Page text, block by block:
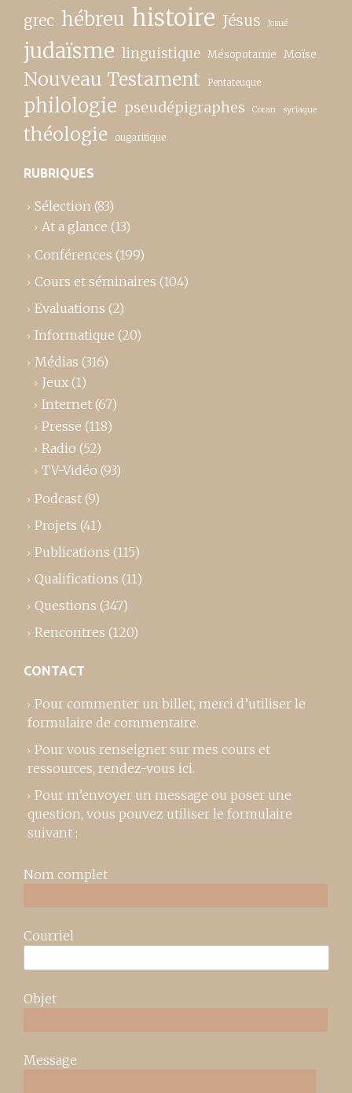
grec hébreu histoire Jésus Josué
judaïsme linguistique Mésopotamie Moïse
Nouveau Testament Pentateuque
philologie pseudépigraphes Coran syriaque
théologie ougaritique
RUBRIQUES
Sélection (83)
At a glance (13)
Conférences (199)
Cours et séminaires (104)
Evaluations (2)
Informatique (20)
Médias (316)
Jeux (1)
Internet (67)
Presse (118)
Radio (52)
TV-Vidéo (93)
Podcast (9)
Projets (41)
Publications (115)
Qualifications (11)
Questions (347)
Rencontres (120)
CONTACT
Pour commenter un billet, merci d’utiliser le
formulaire de commentaire.
Pour vous renseigner sur mes cours et
ressources, rendez-vous ici.
Pour m’envoyer un message ou poser une
question, vous pouvez utiliser le formulaire
suivant :
Nom complet
Courriel
Objet
Message